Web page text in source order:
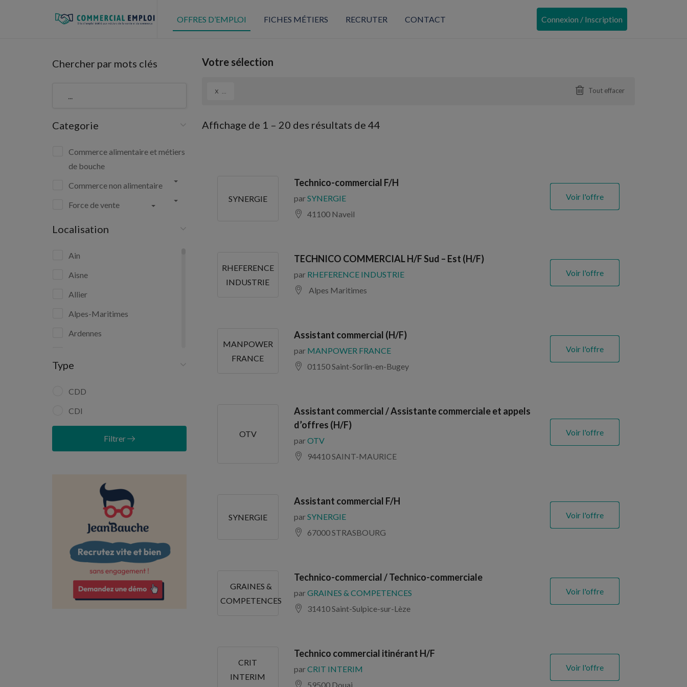
OFFRES D’EMPLOI FICHES MÉTIERS RECRUTER CONTACT Connexion / Inscription
Chercher par mots clés
Categorie
Commerce alimentaire et métiers
de bouche
Commerce non alimentaire
Force de vente
Localisation
Ain
Aisne
Allier
Alpes-Maritimes
Ardennes
Aube
Aude
Aveyron
Bouches-du-Rhône
Charente
Charente-Maritime
Corrèze
Côte-d'Or
Côtes-d'Armor
Type
CDD
CDI
Filtrer
Votre sélection
x ... Tout effacer
Affichage de 1 – 20 des résultats de 44
SYNERGIE
Technico-commercial F/H
parSYNERGIE
41100 Naveil
Voir l'offre
RHEFERENCE
INDUSTRIE
TECHNICO COMMERCIAL H/F Sud – Est (H/F)
par RHEFERENCE INDUSTRIE
Alpes Maritimes
Voir l'offre
MANPOWER
FRANCE
Assistant commercial (H/F)
par MANPOWER FRANCE
01150 Saint-Sorlin-en-Bugey
Voir l'offre
OTV
Assistant commercial / Assistante commerciale et appels
d’offres (H/F)
parOTV
94410 SAINT-MAURICE
Voir l'offre
SYNERGIE
Assistant commercial F/H
parSYNERGIE
67000 STRASBOURG
Voir l'offre
GRAINES &
COMPETENCES
Technico-commercial / Technico-commerciale
parGRAINES & COMPETENCES
31410 Saint-Sulpice-sur-Lèze
Voir l'offre
CRIT
INTERIM
Technico commercial itinérant H/F
parCRIT INTERIM
59500 Douai
Voir l'offre